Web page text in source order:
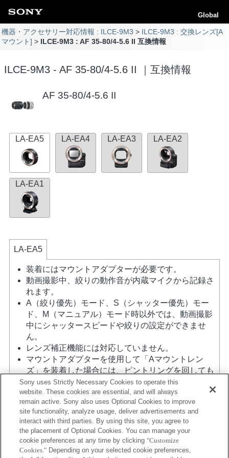
Global
機器・アクセサリー対応情報 : ILCE-9M3
ILCE-9M3 : 交換レンズ[A
マウント]
ILCE-9M3 : AF 35-80/4-5.6 II 互換情報
ILCE-9M3 - AF 35-80/4-5.6 II ｜互換情報
AF 35-80/4-5.6 II
LA-EA5 LA-EA4 LA-EA3 LA-EA2
LA-EA1
LA-EA5
装着にはマウントアダプターが必要です。
動画撮影中、絞りの動作音が内蔵マイクから記録さ
れます。
A（絞り優先）モード、S（シャッター優先）モー
ド、M（マニュアル）モード時以外では、動画撮影
中にシャッタースピードや絞りの設定ができませ
ん。
レンズ補正機能には対応していません。
マウントアダプターを使用して「Aマウントレン
ズ」を装着した場合には、ピントリングを回しても
MFアシスト機能は自動的には起動しません。 「カ
スタムキー設定」で任意のキーに「ピント拡大」も
しくは「MFアシスト」機能を割り当てて使用してく
ださい
タッチシャッターは使用できません。
ボディ内蔵手ブレ補正機能による3軸手ブレ補正
（Pitch/Yaw/Roll）を行います。
Sony uses Strictly Necessary Cookies to operate this
website. These cookies are essential, and will always
remain active. Sony also uses Optional Cookies to improve
site functionality, analyze usage, deliver advertisements and
interact with third parties. By using this site, you agree to
the placement of Optional Cookies. You can manage your
cookie preferences at any time by clicking "Customize
Cookies." Depending on your selected cookie preferences,